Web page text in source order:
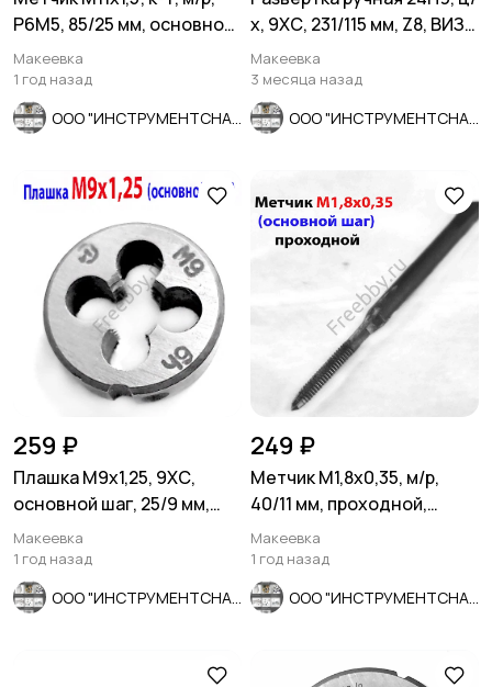
Р6М5, 85/25 мм, основной
шаг, ГОСТ 3266-81.
Макеевка
1 год назад
х, 9ХС, 231/115 мм, Z8, ВИЗ,
СССР.
Макеевка
3 месяца назад
259 ₽
Плашка М9х1,25, 9ХС,
основной шаг, 25/9 мм,
ГОСТ 7740-71.
Макеевка
1 год назад
249 ₽
Метчик М1,8х0,35, м/р,
40/11 мм, проходной,
основ шаг, ут хвост,
СССР.
Макеевка
1 год назад